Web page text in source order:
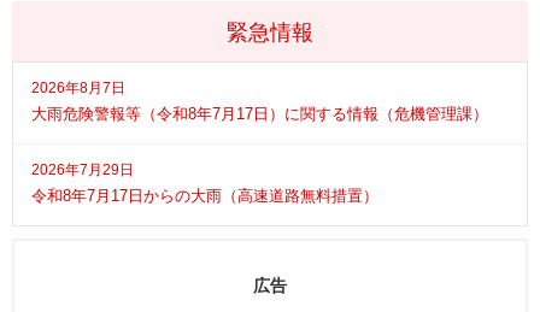
緊急情報
2026年8月7日
大雨危険警報等（令和8年7月17日）に関する情報（危機管理課）
2026年7月29日
令和8年7月17日からの大雨（高速道路無料措置）
広告